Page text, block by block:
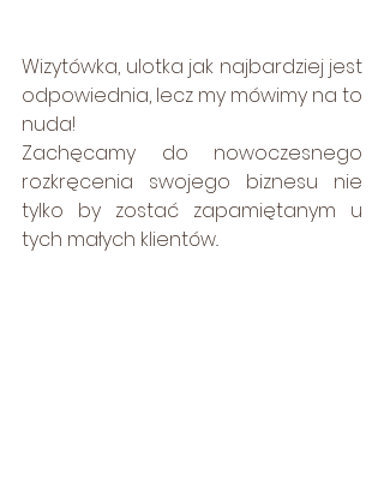
Wizytówka, ulotka jak najbardziej jest
odpowiednia, lecz my mówimy na to
nuda!
Zachęcamy do nowoczesnego
rozkręcenia swojego biznesu nie
tylko by zostać zapamiętanym u
tych małych klientów..